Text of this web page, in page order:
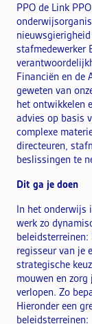
PPO de Link
stafmedewerker
Financiën en de
geweten van
het ontwikkelen
advies op basis
complexe
directeuren,
beslissingen te
Dit ga je doen
In het onderwijs
werk zo
regisseur van je
strategische
mouwen en
verlopen. Zo
Hieronder een
beleidsterreinen: